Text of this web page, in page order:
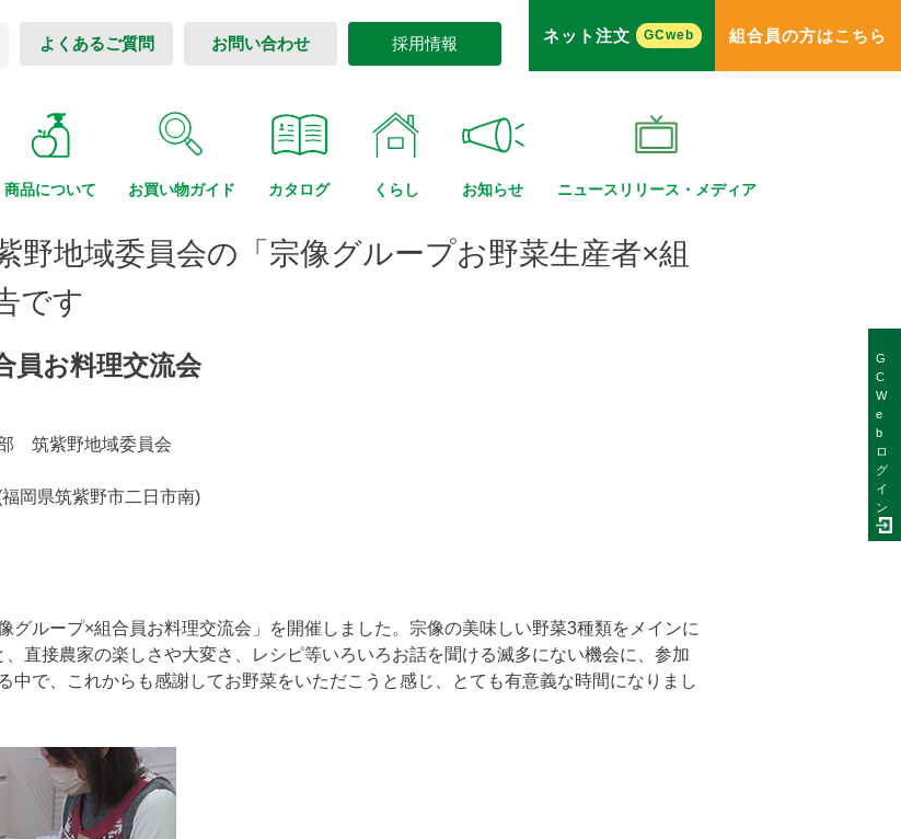
よくあるご質問 お問い合わせ 採用情報
商品について お買い物ガイド カタログ くらし お知らせ ニュースリリース・ メディア
ネット注文 GCweb 組合員の方はこちら
G
C
W
e
b
ロ
グ
イ
ン
地域委員会の「宗像グループお野菜生産者×組
です
員お料理交流会
筑紫野地域委員会
岡県筑紫野市二日市南)
グループ×組合員お料理交流会」を開催しました。宗像の美味しい野菜3種類をメインに
直接農家の楽しさや大変さ、レシピ等いろいろお話を聞ける滅多にない機会に、参加
中で、これからも感謝してお野菜をいただこうと感じ、とても有意義な時間になりまし